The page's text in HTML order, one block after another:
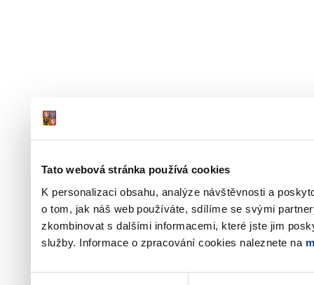
Tato webová stránka používá cookies
K personalizaci obsahu, analýze návštěvnosti a
o tom, jak náš web používáte, sdílíme se svými
zkombinovat s dalšími informacemi, které jste jim
služby. Informace o zpracování cookies naleznete na